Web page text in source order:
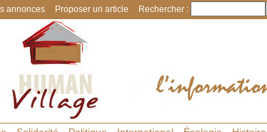
annonces Proposer un article Rechercher :